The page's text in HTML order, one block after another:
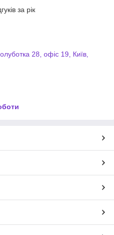
за рік
28, офіс 19, Київ,